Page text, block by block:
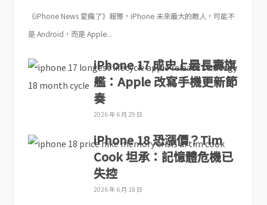
《iPhone News 愛瘋了》報導，iPhone 未來最大的敵人，可能不
是 Android，而是 Apple...
iPhone 17 成史上最長壽旗
艦：Apple 改寫手機更新節
奏
2026 年 6 月 29 日
iPhone 18 恐漲價？Tim
Cook 坦承：記憶體危機已
失控
2026 年 6 月 18 日